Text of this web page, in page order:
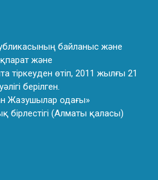
байланыс және
және
тiркеуден өтiп, 2011 жылғы 21
берiлген.
Жазушылар одағы»
бірлестігі (Алматы қаласы)